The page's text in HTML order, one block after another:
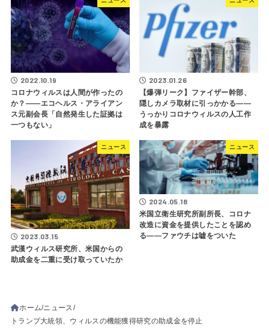
2022.10.19
コロナウィルスは人間が作ったの
か？――エコヘルス・アライアン
ス元副会長「自然発生した証拠は
一つもない」
2023.01.26
【爆弾リーク】ファイザー幹部、
隠しカメラ取材に引っかかる――
うっかりコロナウィルスの人工作
成を暴露
ニュース
2023.03.15
武漢ウィルス研究所、米国からの
助成金を二重に受け取っていたか
ニュース
2024.05.18
米国立衛生研究所副所長、コロナ
改造に資金を提供したことを認め
る――ファウチは嘘をついた
ホーム ニュース
トランプ大統領、ウィルスの機能獲得研究の助成金を停止